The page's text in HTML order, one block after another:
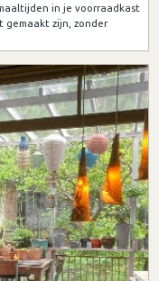
in je voorraadkast
gemaakt zijn, zonder